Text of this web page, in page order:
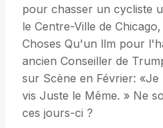
pour chasser un cycliste
le Centre-Ville de
Choses Qu'un llm pour
ancien Conseiller de
sur Scène en Février:
vis Juste le Même. » Ne
ces jours-ci ?